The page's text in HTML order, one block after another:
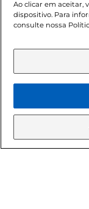
Lei n.º 8069/90,
Adolescente).
aviso prévio. O
©
Ao clicar em aceitar,
dispositivo. Para
consulte nossa